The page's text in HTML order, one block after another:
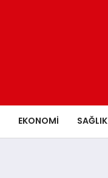
EKONOMI SAĞLIK